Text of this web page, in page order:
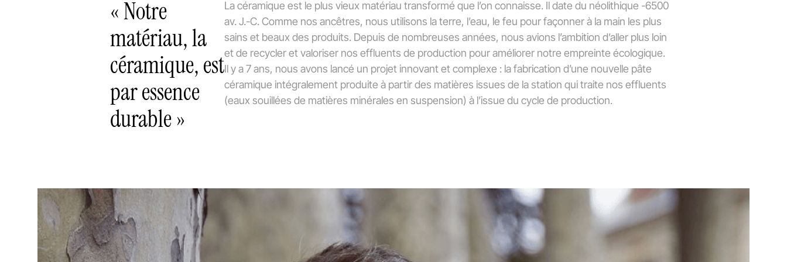
« Notre
matériau, la
céramique, est
par essence
durable »
La céramique est le plus vieux matériau transformé que l’on connaisse. Il date du néolithique -6500
av. J.-C. Comme nos ancêtres, nous utilisons la terre, l’eau, le feu pour façonner à la main les plus
sains et beaux des produits. Depuis de nombreuses années, nous avions l’ambition d’aller plus loin
et de recycler et valoriser nos effluents de production pour améliorer notre empreinte écologique.
Il y a 7 ans, nous avons lancé un projet innovant et complexe : la fabrication d’une nouvelle pâte
céramique intégralement produite à partir des matières issues de la station qui traite nos effluents
(eaux souillées de matières minérales en suspension) à l’issue du cycle de production.